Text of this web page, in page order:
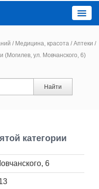
/ Медицина, красота / Аптеки /
(Могилев, ул. Мовчанского, 6)
Найти
категории
6